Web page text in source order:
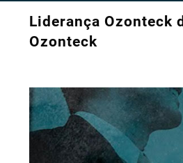
Liderança Ozonteck
Ozonteck